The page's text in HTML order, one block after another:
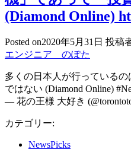
(Diamond Online)
Posted on2020年5月31日 投稿
エンジニア のぽた
多くの日本人が行っているの
ではない (Diamond Online)
— 花の王様 大好き
カテゴリー:
NewsPicks